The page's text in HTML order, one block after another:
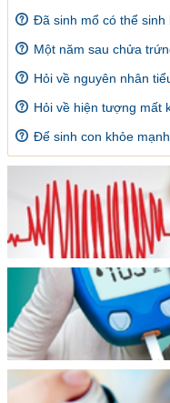
Đã sinh mổ có thể
Một năm sau chửa
Hỏi về nguyên nhân
Hỏi về hiện tượng mất
Để sinh con khỏe